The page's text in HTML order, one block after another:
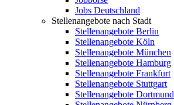
Jobs Deutschland
Stellenangebote nach Stadt
Stellenangebote Berlin
Stellenangebote Köln
Stellenangebote München
Stellenangebote Hamburg
Stellenangebote Frankfurt
Stellenangebote Stuttgart
Stellenangebote Dortmund